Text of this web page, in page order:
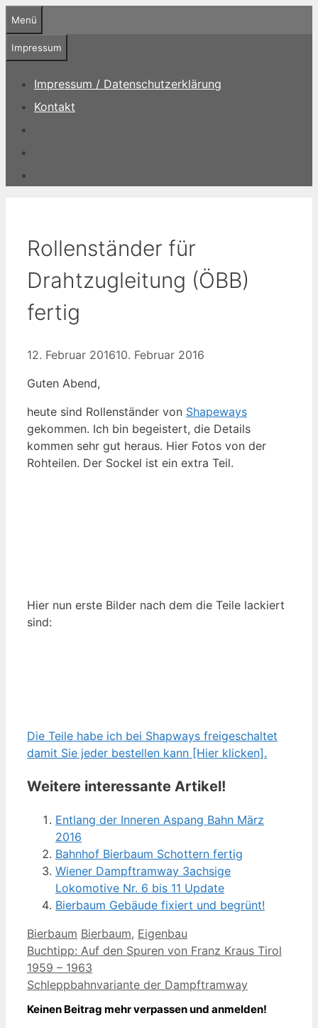
Zum
Inhalt
springen
Menü
Impressum
Impressum / Datenschutzerklärung
Kontakt
Rollenständer für
Drahtzugleitung (ÖBB)
fertig
12. Februar 201610. Februar 2016
Guten Abend,
heute sind Rollenständer von Shapeways
gekommen. Ich bin begeistert, die Details
kommen sehr gut heraus. Hier Fotos von der
Rohteilen. Der Sockel ist ein extra Teil.
Hier nun erste Bilder nach dem die Teile lackiert
sind:
Die Teile habe ich bei Shapways freigeschaltet
damit Sie jeder bestellen kann [Hier klicken].
Weitere interessante Artikel!
Entlang der Inneren Aspang Bahn März
2016
Bahnhof Bierbaum Schottern fertig
Wiener Dampftramway 3achsige
Lokomotive Nr. 6 bis 11 Update
Bierbaum Gebäude fixiert und begrünt!
Kategorien
Bierbaum Schlagwörter
Bierbaum, Eigenbau
Buchtipp: Auf den Spuren von Franz Kraus Tirol
1959 – 1963
Schleppbahnvariante der Dampftramway
Keinen Beitrag mehr verpassen und anmelden!